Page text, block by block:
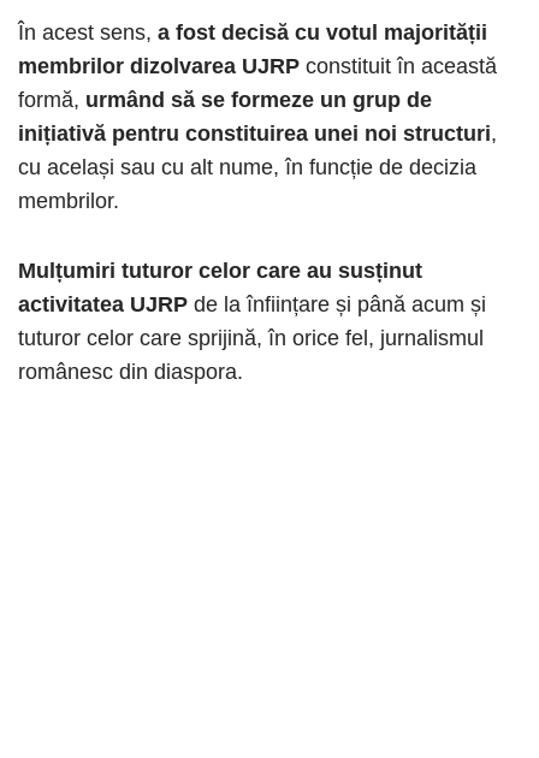
În acest sens, a fost decisă cu votul majorității
membrilor dizolvarea UJRP constituit în această
formă, urmând să se formeze un grup de
inițiativă pentru constituirea unei noi structuri,
cu același sau cu alt nume, în funcție de decizia
membrilor.
Mulțumiri tuturor celor care au susținut
activitatea UJRP de la înființare și până acum și
tuturor celor care sprijină, în orice fel, jurnalismul
românesc din diaspora.